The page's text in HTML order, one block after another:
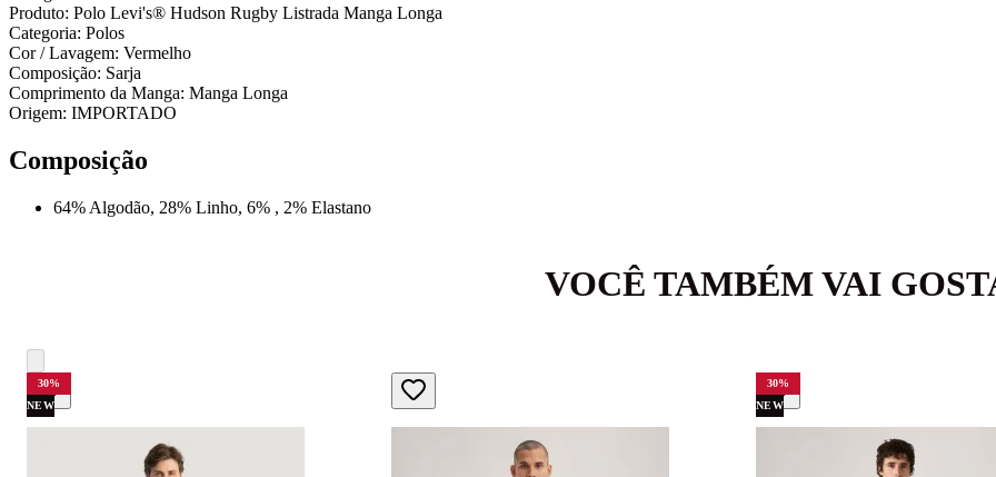
Produto: Polo Levi's® Hudson Rugby Listrada Manga Longa
Categoria: Polos
Cor / Lavagem: Vermelho
Composição: Sarja
Comprimento da Manga: Manga Longa
Origem: IMPORTADO
Composição
64% Algodão, 28% Linho, 6% , 2% Elastano
VOCÊ TAMBÉM VAI
30%
NEW
30%
NEW